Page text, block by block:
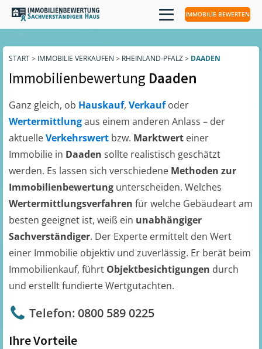
IMMOBILIE BEWERTEN
START> IMMOBILIE VERKAUFEN > RHEINLAND-PFALZ> DAADEN
Immobilienbewertung Daaden
Ganz gleich, ob Hauskauf, Verkaufoder
Wertermittlungaus einem anderen Anlass – der
aktuelleVerkehrswert bzw. Marktwert einer
Immobilie in Daaden sollte realistisch geschätzt
werden. Es lassen sich verschiedene Methoden zur
Immobilienbewertung unterscheiden. Welches
Wertermittlungsverfahren für welche Gebäudeart am
besten geeignet ist, weiß ein unabhängiger
Sachverständiger. Der Experte ermittelt den Wert
einer Immobilie objektiv und zuverlässig. Er berät beim
Immobilienkauf, führt Objektbesichtigungen durch
und erstellt fundierte Wertgutachten.
Telefon: 0800 589 0225
Ihre Vorteile